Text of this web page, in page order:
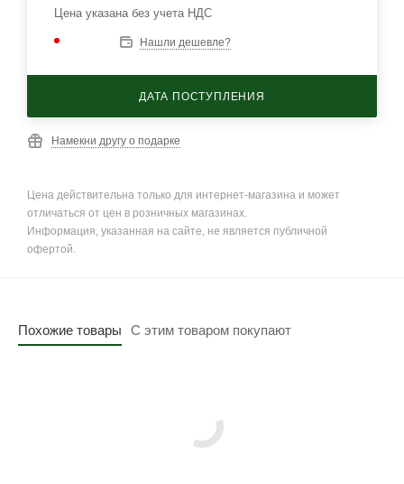
Цена указана без учета НДС
Нашли дешевле?
ДАТА ПОСТУПЛЕНИЯ
Намекни другу о подарке
Цена действительна только для интернет-магазина и может
отличаться от цен в розничных магазинах.
Информация, указанная на сайте, не является публичной
офертой.
Похожие товары С этим товаром покупают